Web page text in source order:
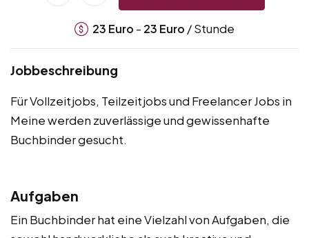
23 Euro - 23 Euro / Stunde
Jobbeschreibung
Für Vollzeitjobs, Teilzeitjobs und Freelancer Jobs in
Meine werden zuverlässige und gewissenhafte
Buchbinder gesucht.
Aufgaben
Ein Buchbinder hat eine Vielzahl von Aufgaben, die